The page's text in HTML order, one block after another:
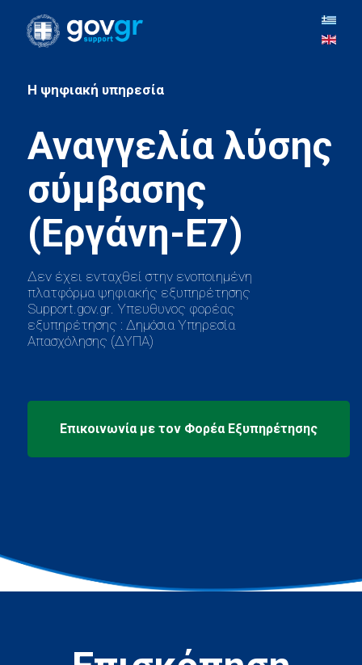
H ψηφιακή υπηρεσία
Αναγγελία λύσης
σύμβασης
Δεν έχει ενταχθεί στην ενοποιημένη
πλατφόρμα ψηφιακής εξυπηρέτησης
Support.gov.gr. Υπευθυνος φορέας
εξυπηρέτησης : Δημόσια Υπηρεσία
Απασχόλησης (ΔΥΠΑ)